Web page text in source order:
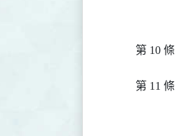
第 10 條
第 11 條